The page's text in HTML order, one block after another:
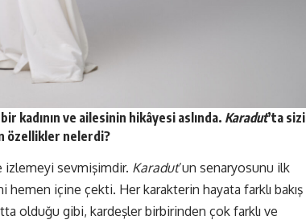
kadının ve ailesinin hikâyesi aslında. Karadut’ta sizi
özellikler nelerdi?
izlemeyi sevmişimdir. Karadut’un senaryosunu ilk
hemen içine çekti. Her karakterin hayata farklı bakış
olduğu gibi, kardeşler birbirinden çok farklı ve